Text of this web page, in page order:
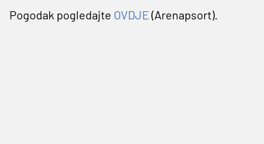
Pogodak pogledajte OVDJE (Arenapsort).